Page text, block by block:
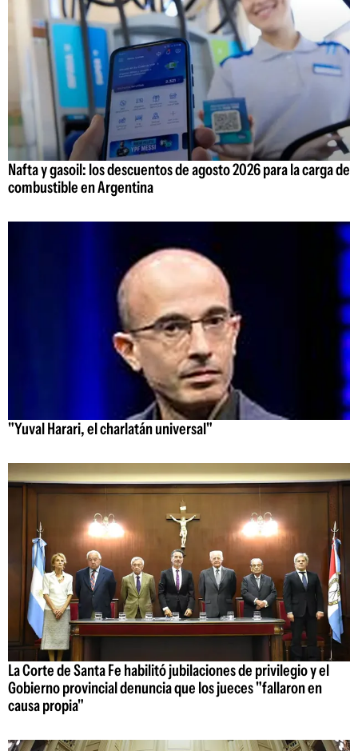
Nafta y gasoil: los descuentos de agosto 2026 para la carga de
combustible en Argentina
"Yuval Harari, el charlatán universal"
La Corte de Santa Fe habilitó jubilaciones de privilegio y el
Gobierno provincial denuncia que los jueces "fallaron en
causa propia"